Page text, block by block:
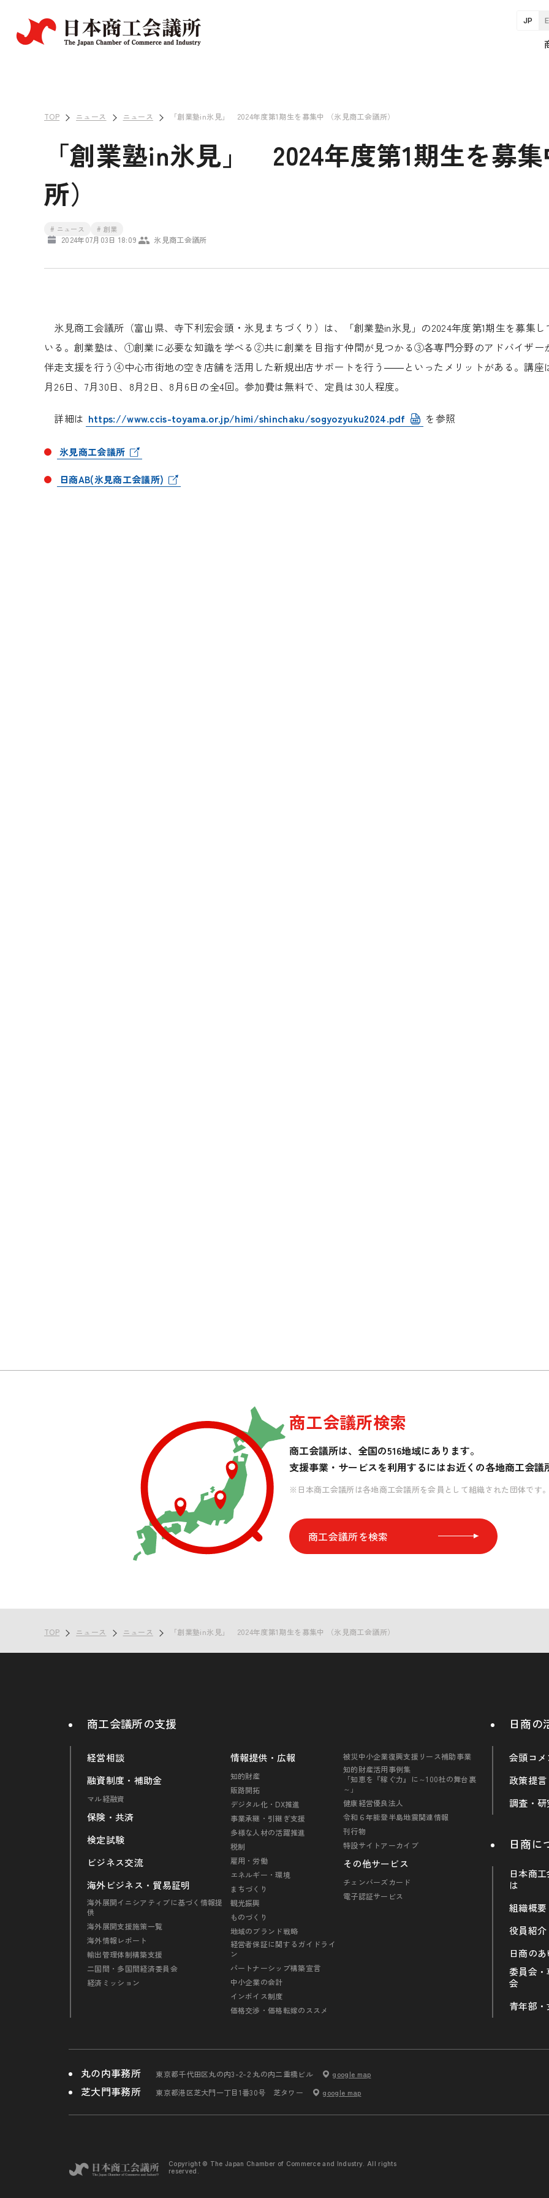
JP
TOP ニュース ニュース 「創業塾in氷見」 2024年度第1期生を募集中 （氷見商工会議所）
「創業塾in氷見」 2024年度第1期生を募
所）
# ニュース # 創業
2024年07月03日 18:09 氷見商工会議所
氷見商工会議所（富山県、寺下利宏会頭・氷見まちづくり）は、「創業塾in氷見」の2024年度第1期生を募集し
いる。創業塾は、①創業に必要な知識を学べる②共に創業を目指す仲間が見つかる③各専門分野のアドバイザー
伴走支援を行う④中心市街地の空き店舗を活用した新規出店サポートを行う――といったメリットがある。講座
月 26日、 7月 30日、 8月 2 日、 8月 6日の全4回。参加費は無料で、定員は30人程度。
詳細は https://www.ccis-toyama.or.jp/himi/shinchaku/sogyozyuku2024.pdf を参照
氷見商工会議所
日商AB(氷見商工会議所)
商工会議所検索
商工会議所は、全国の516地域にあります。
支援事業・サービスを利用するにはお近くの各地商工会議
※日本商工会議所は各地商工会議所を会員として組織された団体です。
商工会議所を検索
TOP ニュース ニュース 「創業塾in氷見」 2024年度第1期生を募集中 （氷見商工会議所）
商工会議所の支援
経営相談
融資制度・補助金
マル経融資
保険・共済
検定試験
ビジネス交流
海外ビジネス・貿易証明
海外展開イニシアティブに基づく情報提
供
海外展開支援施策一覧
海外情報レポート
輸出管理体制構築支援
二国間・多国間経済委員会
経済ミッション
情報提供・広報
知的財産
販路開拓
デジタル化・DX推進
事業承継・引継ぎ支援
多様な人材の活躍推進
税制
雇用・労働
エネルギー・環境
まちづくり
観光振興
ものづくり
地域のブランド戦略
経営者保証に関するガイドライ
ン
パートナーシップ構築宣言
中小企業の会計
インボイス制度
価格交渉・価格転嫁のススメ
被災中小企業復興支援リース補助事業
知的財産活用事例集
「知恵を『稼ぐ力』に～100社の舞台裏
～」
健康経営優良法人
令和６年能登半島地震関連情報
刊行物
特設サイトアーカイブ
その他サービス
チェンバーズカード
電子認証サービス
日商の
会頭コメ
政策提言
調査・研
日商に
日本商
は
組織概要
役員紹介
日商の
委員会・
会
青年部
丸の内事務所 東京都千代田区丸の内3-2-2 丸の内二重橋ビル google map
芝大門事務所 東京都港区芝大門一丁目1番30号 芝タワー google map
Copyright © The Japan Chamber of Commerce and Industry. All rights
reserved.